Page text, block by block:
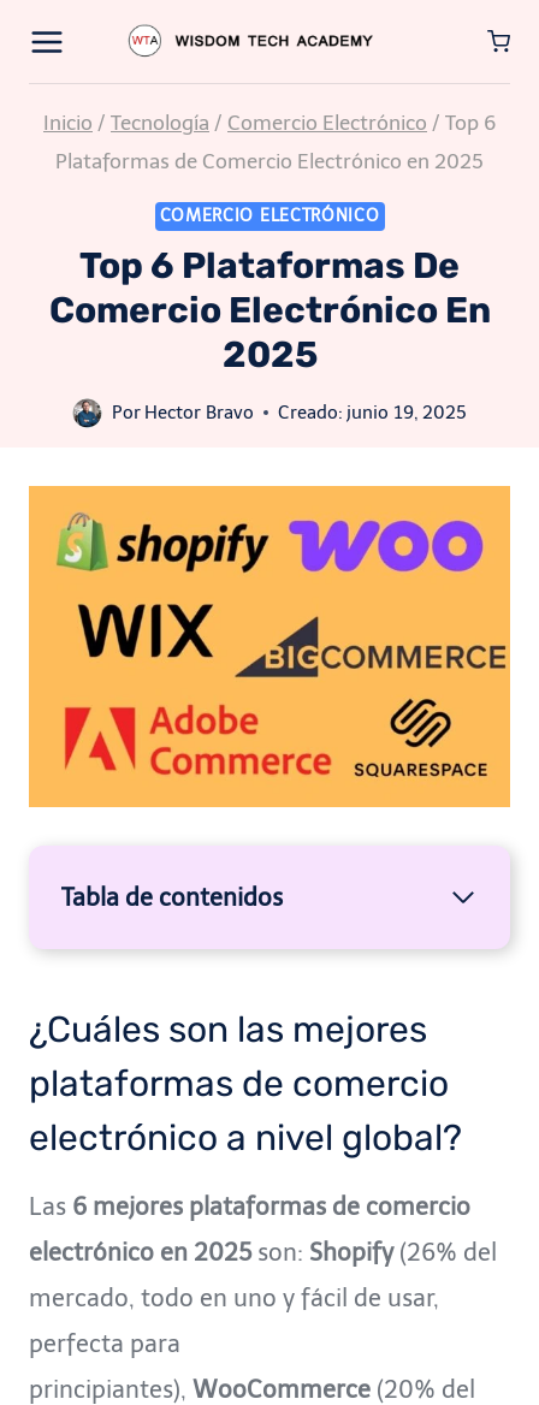
contenido
Inicio / Tecnología / Comercio Electrónico / Top 6
Plataformas de Comercio Electrónico en 2025
COMERCIO ELECTRÓNICO
Top 6 Plataformas De
Comercio Electrónico En
2025
Por Hector Bravo Creado: junio 19, 2025
Tabla de contenidos
¿Cuáles son las mejores
plataformas de comercio
electrónico a nivel global?
Las 6 mejores plataformas de comercio
electrónico en 2025son: Shopify(26% del
mercado, todo en uno y fácil de usar,
perfecta para
principiantes), WooCommerce (20% del